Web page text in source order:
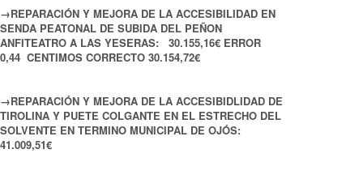
→REPARACIÓN Y MEJORA DE LA ACCESIBILIDAD EN
SENDA PEATONAL DE SUBIDA DEL PEÑON
ANFITEATRO A LAS YESERAS: 30.155,16€ ERROR
0,44 CENTIMOS CORRECTO 30.154,72€
→REPARACIÓN Y MEJORA DE LA ACCESIBIDLIDAD DE
TIROLINA Y PUETE COLGANTE EN EL ESTRECHO DEL
SOLVENTE EN TERMINO MUNICIPAL DE OJÓS:
41.009,51€